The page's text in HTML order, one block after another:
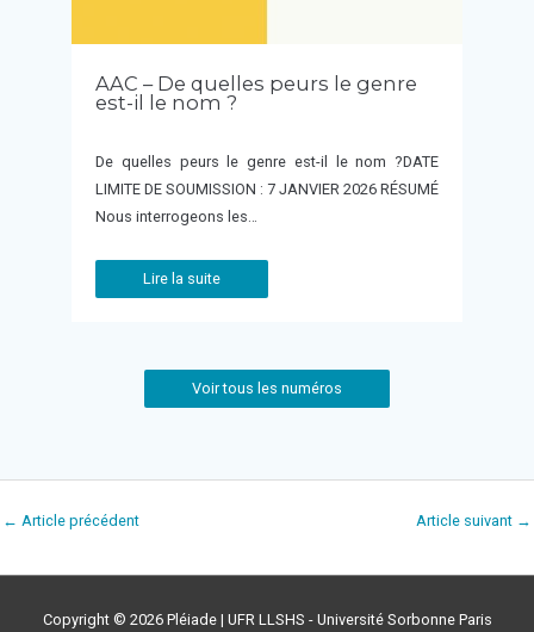
AAC – De quelles peurs le genre
est-il le nom ?
De quelles peurs le genre est-il le nom ?DATE
LIMITE DE SOUMISSION : 7 JANVIER 2026 RÉSUMÉ
Nous interrogeons les…
Lire la suite
Voir tous les numéros
← Article précédent Article suivant →
Copyright © 2026 Pléiade| UFR LLSHS - Université Sorbonne Paris